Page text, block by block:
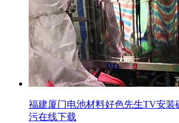
福建厦门电池材料好色先生TV安装
污在线下载